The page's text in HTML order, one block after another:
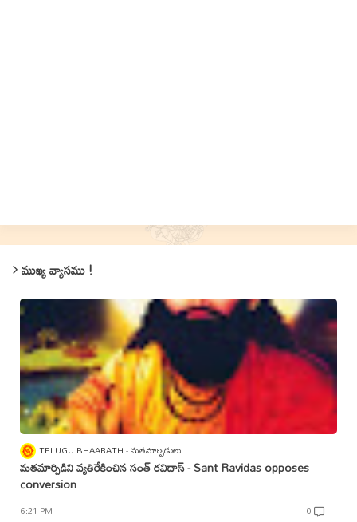
ముఖ్య వ్యాసము !
TELUGU BHAARATH మతమార్పిడులు
మతమార్పిడిని వ్యతిరేకించిన సంత్‌ రవిదాస్‌ - Sant Ravidas opposes
conversion
6:21 PM 0